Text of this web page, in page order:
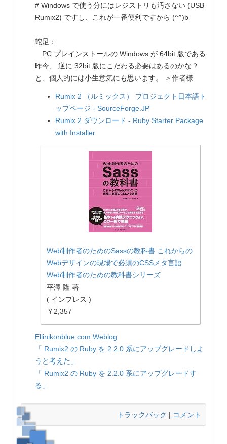
# Windows で使う分にはレジストリも汚さない (USB
Rumix2) ですし、これが一番便利ですから (^^)b
蛇足：
PC プレインストールの Windows が 64bit 版である
昨今、 逆に 32bit 版にこだわる必要はあるのかな？
と、個人的には小生意気にも思います。 ＞作者様
Rumix 2 （ルミックス） プロジェクト日本語ト
ップページ - SourceForge.JP
Rumix 2 ダウンロード - Ruby Starter Package
with Installer
Web制作者のためのSassの教科書 これからの
Webデザインの現場で必須のCSSメタ言語
Web制作者のための教科書シリーズ
平澤 隆 著
( インプレス )
￥2,357
Ellinikonblue.com Weblog
「 Rumix2 の Ruby を 2.2.0 系にアップグレードしよ
うと考えた」
「 Rumix2 の Ruby を 2.2.0 系にアップグレードす
る」
トラックバック | コメント